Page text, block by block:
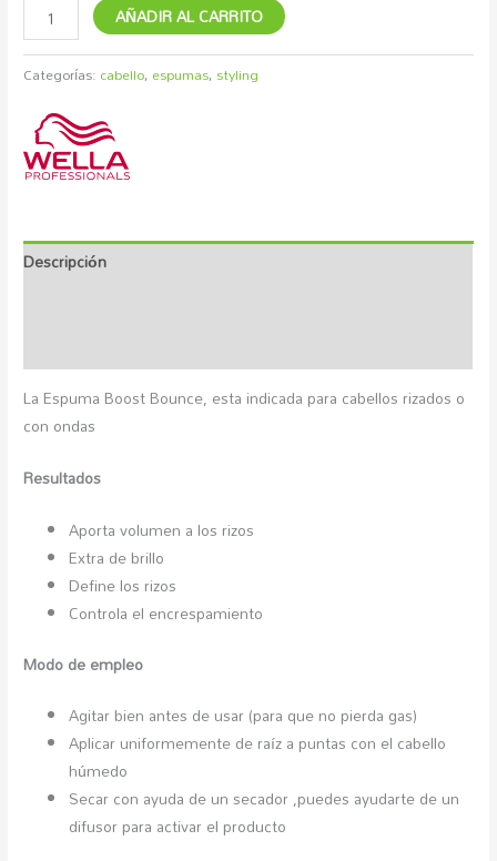
AÑADIR AL CARRITO
Categorías: cabello, espumas, styling
Descripción
La Espuma Boost Bounce, esta indicada para cabellos rizados o
con ondas
Resultados
Aporta volumen a los rizos
Extra de brillo
Define los rizos
Controla el encrespamiento
Modo de empleo
Agitar bien antes de usar (para que no pierda gas)
Aplicar uniformemente de raíz a puntas con el cabello
húmedo
Secar con ayuda de un secador ,puedes ayudarte de un
difusor para activar el producto